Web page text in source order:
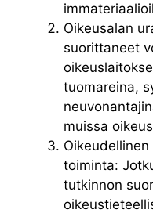
Oikeusalan
suorittaneet
tuomareina,
muissa
toiminta:
tutkinnon